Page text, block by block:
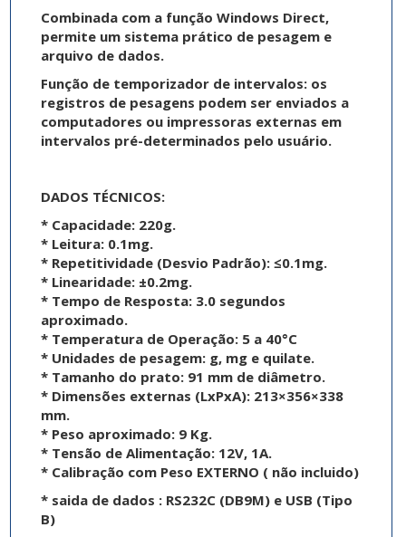
Combinada com a função Windows Direct,
permite um sistema prático de pesagem e
arquivo de dados.
Função de temporizador de intervalos: os
registros de pesagens podem ser enviados a
computadores ou impressoras externas em
intervalos pré-determinados pelo usuário.
DADOS TÉCNICOS:
* Capacidade: 220g.
* Leitura: 0.1mg.
* Repetitividade (Desvio Padrão): ≤0.1mg.
* Linearidade: ±0.2mg.
* Tempo de Resposta: 3.0 segundos
aproximado.
* Temperatura de Operação: 5 a 40°C
* Unidades de pesagem: g, mg e quilate.
* Tamanho do prato: 91 mm de diâmetro.
* Dimensões externas (LxPxA): 213×356×338
mm.
* Peso aproximado: 9 Kg.
* Tensão de Alimentação: 12V, 1A.
* Calibração com Peso EXTERNO ( não incluido)
* saida de dados : RS232C (DB9M) e USB (Tipo
B)